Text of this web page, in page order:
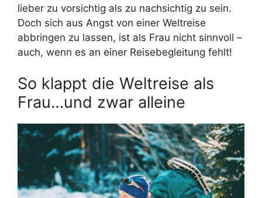
lieber zu vorsichtig als zu nachsichtig zu sein.
Doch sich aus Angst von einer Weltreise
abbringen zu lassen, ist als Frau nicht sinnvoll –
auch, wenn es an einer Reisebegleitung fehlt!
So klappt die Weltreise als
Frau…und zwar alleine